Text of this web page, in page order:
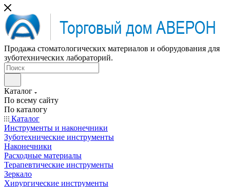
Продажа стоматологических материалов и оборудования для
зуботехнических лабораторий.
Каталог
По всему сайту
По каталогу
Каталог
Инструменты и наконечники
Зуботехнические инструменты
Наконечники
Расходные материалы
Терапевтические инструменты
Зеркало
Хирургические инструменты